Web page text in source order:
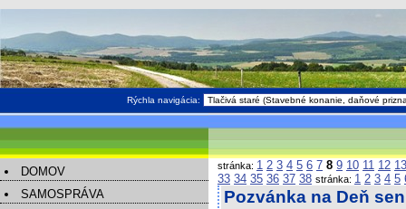
Rýchla navigácia:
DOMOV
SAMOSPRÁVA
stránka: 1 2 3 4 5 6 7 8 9 10 11 12 13
33 34 35 36 37 38
Pozvánka na Deň
stránka: 1 2 3 4 5